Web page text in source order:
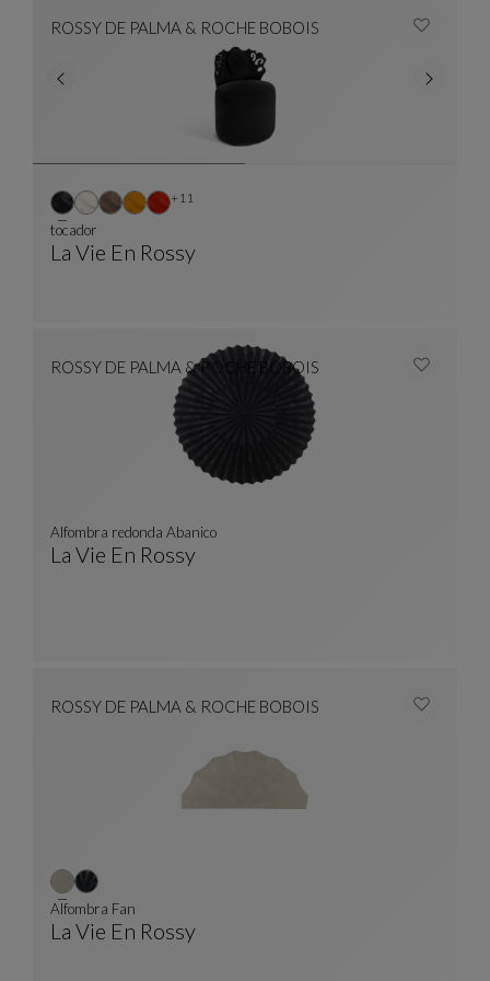
ROSSY DE PALMA & ROCHE BOBOIS
La Vie En Rossy
tocador
+11Otros colores : 11 colores disponibles
ROSSY DE PALMA & ROCHE BOBOIS
La Vie En Rossy
Alfombra redonda Abanico
ROSSY DE PALMA & ROCHE BOBOIS
La Vie En Rossy
Alfombra Fan